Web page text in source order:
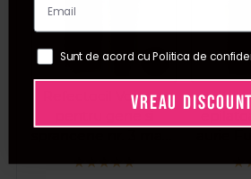
Refectocil Vopsea
Sunt de acord cu Politica de
VREAU